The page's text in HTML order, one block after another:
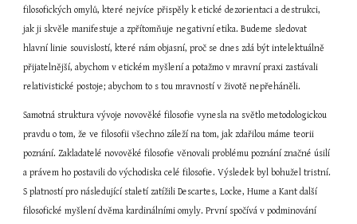
filosofických omylů, které nejvíce přispěly k etické dezorientaci a destrukci,
jak ji skvěle manifestuje a zpřítomňuje negativní etika. Budeme sledovat
hlavní linie souvislostí, které nám objasní, proč se dnes zdá být intelektuálně
přijatelnější, abychom v etickém myšlení a potažmo v mravní praxi zastávali
relativistické postoje; abychom to s tou mravností v životě nepřeháněli.
Samotná struktura vývoje novověké filosofie vynesla na světlo metodologickou
pravdu o tom, že ve filosofii všechno záleží na tom, jak zdařilou máme teorii
poznání. Zakladatelé novověké filosofie věnovali problému poznání značné úsilí
a právem ho postavili do východiska celé filosofie. Výsledek byl bohužel tristní.
S platností pro následující staletí zatížili Descartes, Locke, Hume a Kant další
filosofické myšlení dvěma kardinálními omyly. První spočívá v podminování